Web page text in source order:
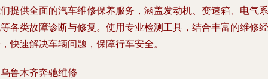
提供全面的汽车维修保养服务，涵盖发动机、变速箱、电气系
各类故障诊断与修复。使用专业检测工具，结合丰富的维修经
快速解决车辆问题，保障行车安全。
乌鲁木齐奔驰维修